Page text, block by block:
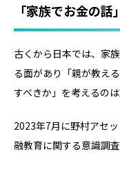
「家族でお金の
古くから日本では、家
る面があり「親が教え
すべきか」を考えるの
2023年7月に野村アセ
融教育に関する意識調